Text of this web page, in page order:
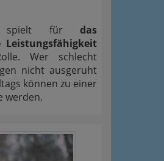
für das
Wer schlecht
nicht ausgeruht
können zu einer
werden.